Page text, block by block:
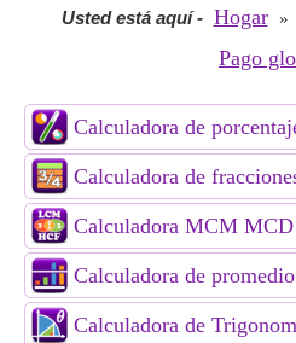
Usted está aquí- Hogar »
Pago
Calculadora de
Calculadora de
Calculadora MCM MCD
Calculadora de promedio
Calculadora de